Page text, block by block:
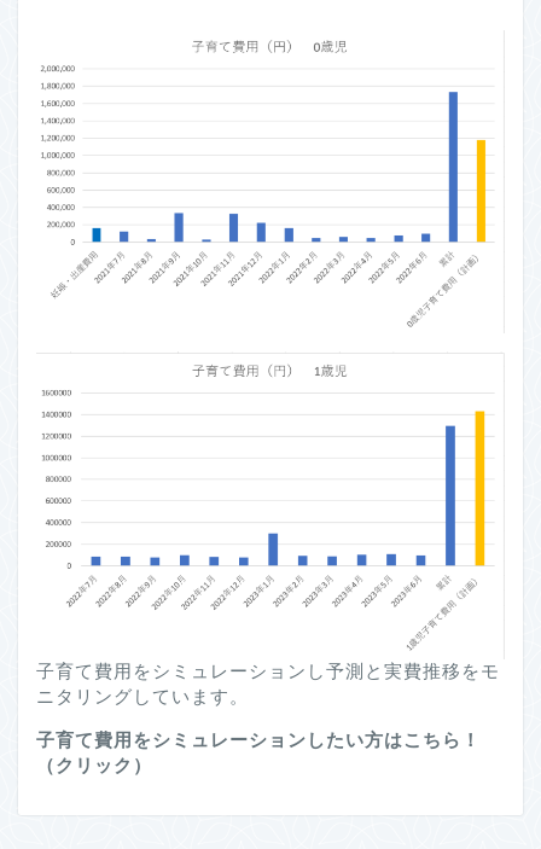
子育て費用をシミュレーションし予測と実費推移をモ
ニタリングしています。
子育て費用をシミュレーションしたい方はこちら！
（クリック）